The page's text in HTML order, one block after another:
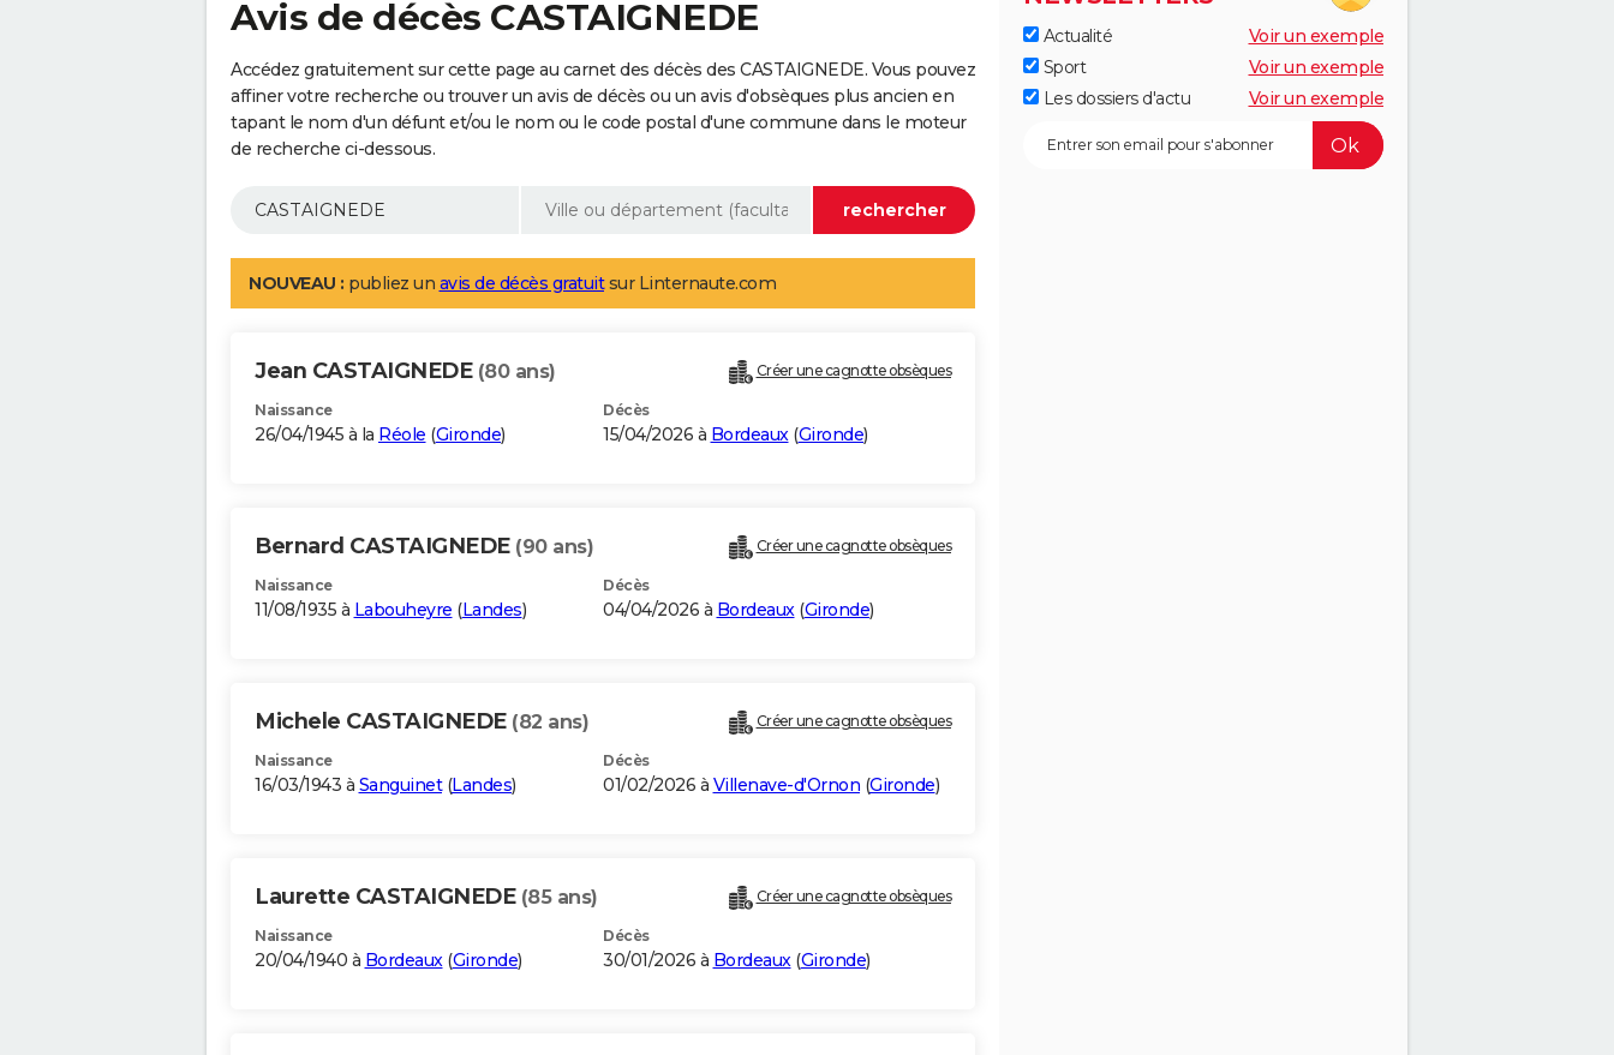
Avis de décès CASTAIGNEDE
Accédez gratuitement sur cette page au carnet des décès des CASTAIGNEDE. Vous pouvez
affiner votre recherche ou trouver un avis de décès ou un avis d'obsèques plus ancien en
tapant le nom d'un défunt et/ou le nom ou le code postal d'une commune dans le moteur
de recherche ci-dessous.
NOUVEAU : publiez un avis de décès gratuitsur Linternaute.com
Jean CASTAIGNEDE (80 ans) Créer une cagnotte obsèques
Naissance
26/04/1945 à la Réole (Gironde)
Décès
15/04/2026 à Bordeaux(Gironde)
Bernard CASTAIGNEDE (90 ans) Créer une cagnotte obsèques
Naissance
11/08/1935 à Labouheyre (Landes)
Décès
04/04/2026 à Bordeaux(Gironde)
Michele CASTAIGNEDE (82 ans) Créer une cagnotte obsèques
Naissance
16/03/1943 à Sanguinet(Landes)
Décès
01/02/2026 à Villenave-d'Ornon (Gironde)
Laurette CASTAIGNEDE (85 ans) Créer une cagnotte obsèques
Naissance
20/04/1940 à Bordeaux(Gironde)
Décès
30/01/2026 à Bordeaux(Gironde)
Actualité
Voir un exemple
Sport
Voir un exemple
Les dossiers d'actu
Voir un exemple